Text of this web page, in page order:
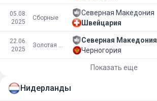
05.08.
2025
Сборные
Северная Македония
Швейцария
22.06.
2025
Золотая европейская лига
Северная Македония
Черногория
Показать еще
Нидерланды